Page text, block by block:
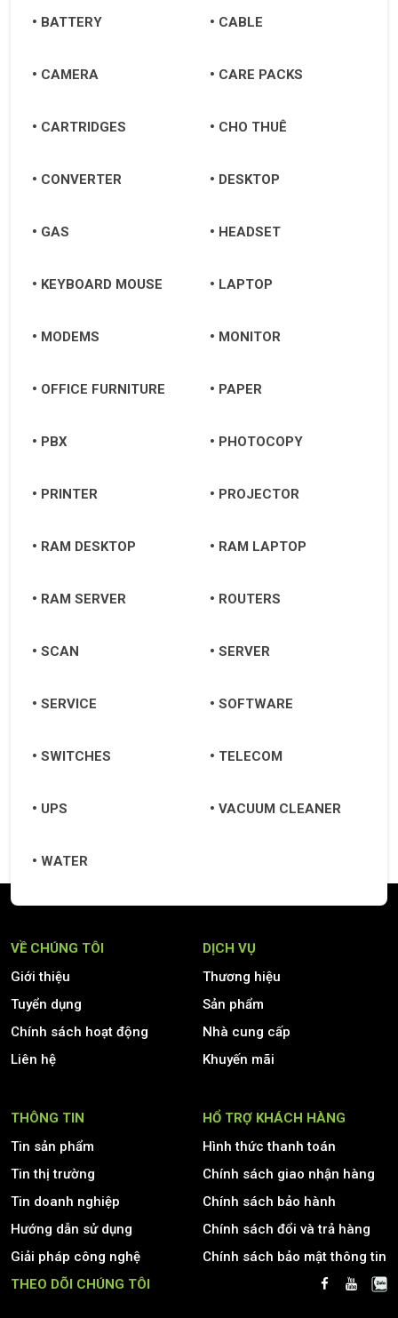
BATTERY CABLE
CAMERA CARE PACKS
CARTRIDGES CHO THUÊ
CONVERTER DESKTOP
GAS HEADSET
KEYBOARD MOUSE LAPTOP
MODEMS MONITOR
OFFICE FURNITURE PAPER
PBX PHOTOCOPY
PRINTER PROJECTOR
RAM DESKTOP RAM LAPTOP
RAM SERVER ROUTERS
SCAN SERVER
SERVICE SOFTWARE
SWITCHES TELECOM
UPS VACUUM CLEANER
WATER
VỀ CHÚNG TÔI
Giới thiệu
Tuyển dụng
Chính sách hoạt động
Liên hệ
DỊCH VỤ
Thương hiệu
Sản phẩm
Nhà cung cấp
Khuyến mãi
THÔNG TIN
Tin sản phẩm
Tin thị trường
Tin doanh nghiệp
Hướng dẫn sử dụng
Giải pháp công nghệ
HỔ TRỢ KHÁCH HÀNG
Hình thức thanh toán
Chính sách giao nhận hàng
Chính sách bảo hành
Chính sách đổi và trả hàng
Chính sách bảo mật thông tin
THEO DÕI CHÚNG TÔI